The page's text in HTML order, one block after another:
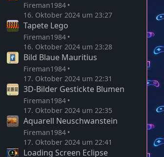
Fireman1984
16. Oktober 2024 um 23:27
Tapete Lego
Fireman1984
16. Oktober 2024 um 23:28
Bild Blaue Mauritius
Fireman1984
17. Oktober 2024 um 22:31
3D-Bilder Gestickte Blumen
Fireman1984
17. Oktober 2024 um 22:35
Aquarell Neuschwanstein
Fireman1984
17. Oktober 2024 um 22:41
Loading Screen Eclipse